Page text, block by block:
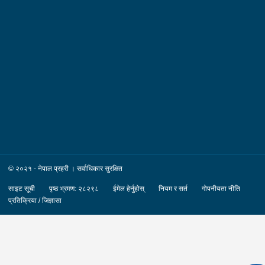
© २०२१ - नेपाल प्रहरी । सर्वाधिकार सुरक्षित
साइट सूची पृष्ठ भ्रमण: २८२९८ ईमेल हेर्नुहोस् नियम र सर्त
गोपनीयता नीति
प्रतिक्रिया / जिज्ञासा